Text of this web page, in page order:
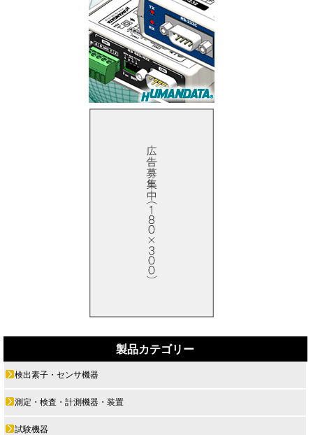
製品カテゴリー
検出素子・センサ機器
測定・検査・計測機器・装置
試験機器